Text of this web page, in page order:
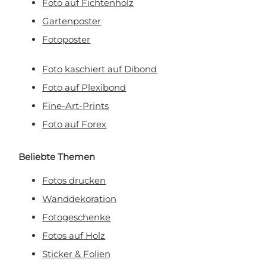
Foto auf Fichtenholz
Gartenposter
Fotoposter
Foto kaschiert auf Dibond
Foto auf Plexibond
Fine-Art-Prints
Foto auf Forex
Beliebte Themen
Fotos drucken
Wanddekoration
Fotogeschenke
Fotos auf Holz
Sticker & Folien